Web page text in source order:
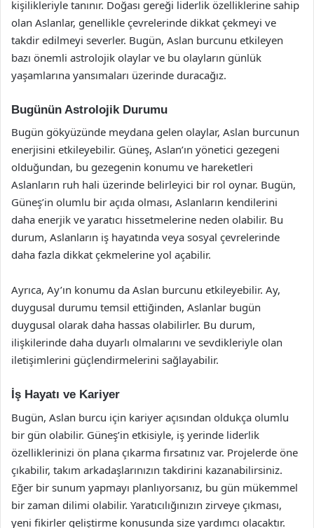
kişilikleriyle tanınır. Doğası gereği liderlik özelliklerine sahip
olan Aslanlar, genellikle çevrelerinde dikkat çekmeyi ve
takdir edilmeyi severler. Bugün, Aslan burcunu etkileyen
bazı önemli astrolojik olaylar ve bu olayların günlük
yaşamlarına yansımaları üzerinde duracağız.
Bugünün Astrolojik Durumu
Bugün gökyüzünde meydana gelen olaylar, Aslan burcunun
enerjisini etkileyebilir. Güneş, Aslan’ın yönetici gezegeni
olduğundan, bu gezegenin konumu ve hareketleri
Aslanların ruh hali üzerinde belirleyici bir rol oynar. Bugün,
Güneş’in olumlu bir açıda olması, Aslanların kendilerini
daha enerjik ve yaratıcı hissetmelerine neden olabilir. Bu
durum, Aslanların iş hayatında veya sosyal çevrelerinde
daha fazla dikkat çekmelerine yol açabilir.
Ayrıca, Ay’ın konumu da Aslan burcunu etkileyebilir. Ay,
duygusal durumu temsil ettiğinden, Aslanlar bugün
duygusal olarak daha hassas olabilirler. Bu durum,
ilişkilerinde daha duyarlı olmalarını ve sevdikleriyle olan
iletişimlerini güçlendirmelerini sağlayabilir.
İş Hayatı ve Kariyer
Bugün, Aslan burcu için kariyer açısından oldukça olumlu
bir gün olabilir. Güneş’in etkisiyle, iş yerinde liderlik
özelliklerinizi ön plana çıkarma fırsatınız var. Projelerde öne
çıkabilir, takım arkadaşlarınızın takdirini kazanabilirsiniz.
Eğer bir sunum yapmayı planlıyorsanız, bu gün mükemmel
bir zaman dilimi olabilir. Yaratıcılığınızın zirveye çıkması,
yeni fikirler geliştirme konusunda size yardımcı olacaktır.